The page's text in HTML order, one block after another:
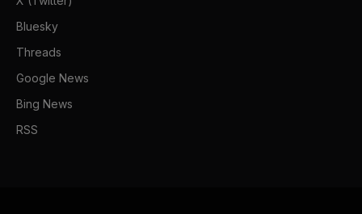
Bluesky
Threads
Google News
Bing News
RSS